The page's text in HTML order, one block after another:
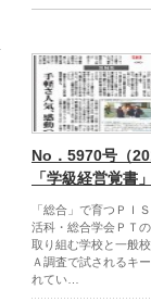
No．5970号（
「学級経営覚書
「総合」で育つＰＩ
活科・総合学会ＰＴ
取り組む学校と一般
Ａ調査で試されるキ
れてい…